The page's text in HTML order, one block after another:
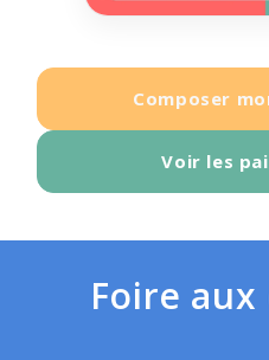
Composer
Voir les
Foire